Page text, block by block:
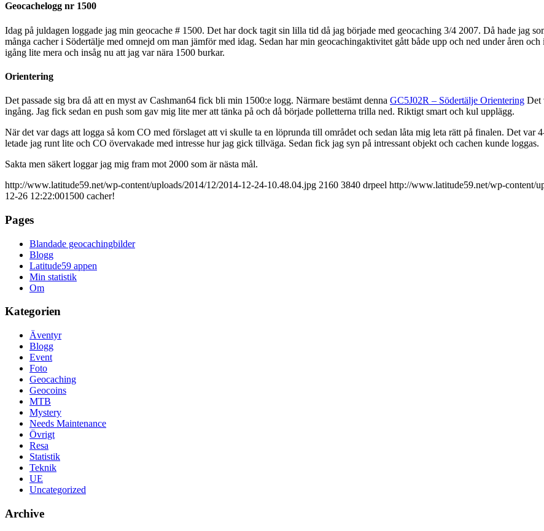
Geocachelogg nr 1500
Idag på juldagen loggade jag min geocache # 1500. Det har dock tagit sin lilla tid då jag började med geocaching 3/4 2007. Då hade jag
många cacher i Södertälje med omnejd om man jämför med idag. Sedan har min geocachingaktivitet gått både upp och ned under åren
igång lite mera och insåg nu att jag var nära 1500 burkar.
Orientering
Det passade sig bra då att en myst av Cashman64 fick bli min 1500:e logg. Närmare bestämt denna GC5J02R – Södertälje Orientering Det
ingång. Jag fick sedan en push som gav mig lite mer att tänka på och då började polletterna trilla ned. Riktigt smart och kul upplägg.
När det var dags att logga så kom CO med förslaget att vi skulle ta en löprunda till området och sedan låta mig leta rätt på finalen. Det
letade jag runt lite och CO övervakade med intresse hur jag gick tillväga. Sedan fick jag syn på intressant objekt och cachen kunde loggas.
Sakta men säkert loggar jag mig fram mot 2000 som är nästa mål.
http://www.latitude59.net/wp-content/uploads/2014/12/2014-12-24-10.48.04.jpg 2160 3840 drpeel http://www.latitude59.net/wp-content/
12-26 12:22:001500 cacher!
Pages
Blandade geocachingbilder
Blogg
Latitude59 appen
Min statistik
Om
Kategorien
Äventyr
Blogg
Event
Foto
Geocaching
Geocoins
MTB
Mystery
Needs Maintenance
Övrigt
Resa
Statistik
Teknik
UE
Uncategorized
Archive